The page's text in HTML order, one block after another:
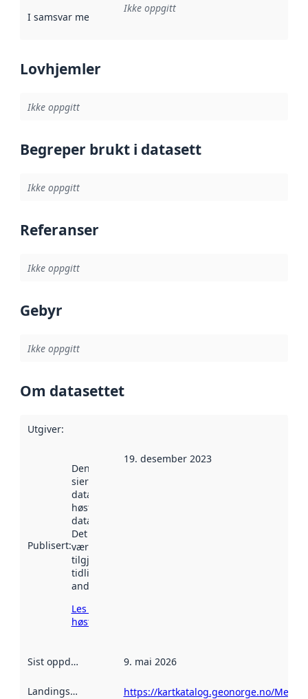
I samsvar med Referanse til en implementasjonsregel
Ikke oppgitt
Lovhjemler
Ikke oppgitt
Begreper brukt i datasett
Ikke oppgitt
Referanser
Ikke oppgitt
Gebyr
Ikke oppgitt
Om datasettet
Utgiver:
Publisert:
Denne datoen
sier når
datasettet ble
høstet av
data.norge.no.
Det kan ha
vært
tilgjengelig
tidligere
andre steder.
Les mer om
høsting her
19. desember 2023
Sist oppdatert 9. mai 2026
Landingsside
https://kartkatalog.geonorge.no/